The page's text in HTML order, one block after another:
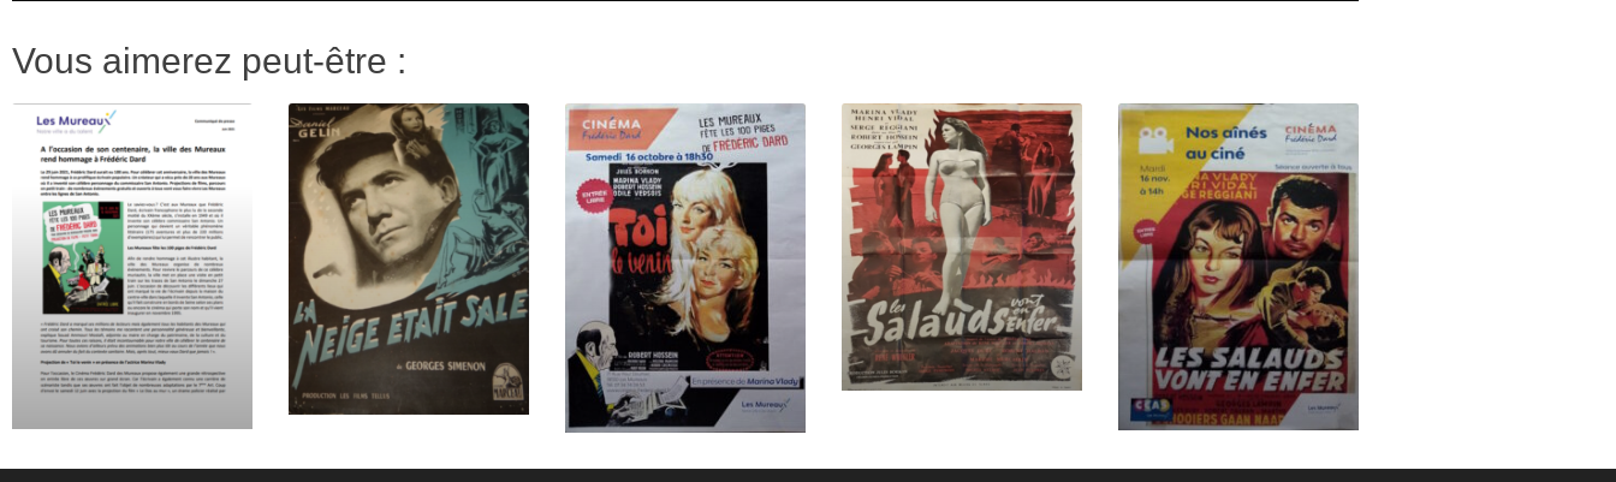
Vous aimerez peut-être :